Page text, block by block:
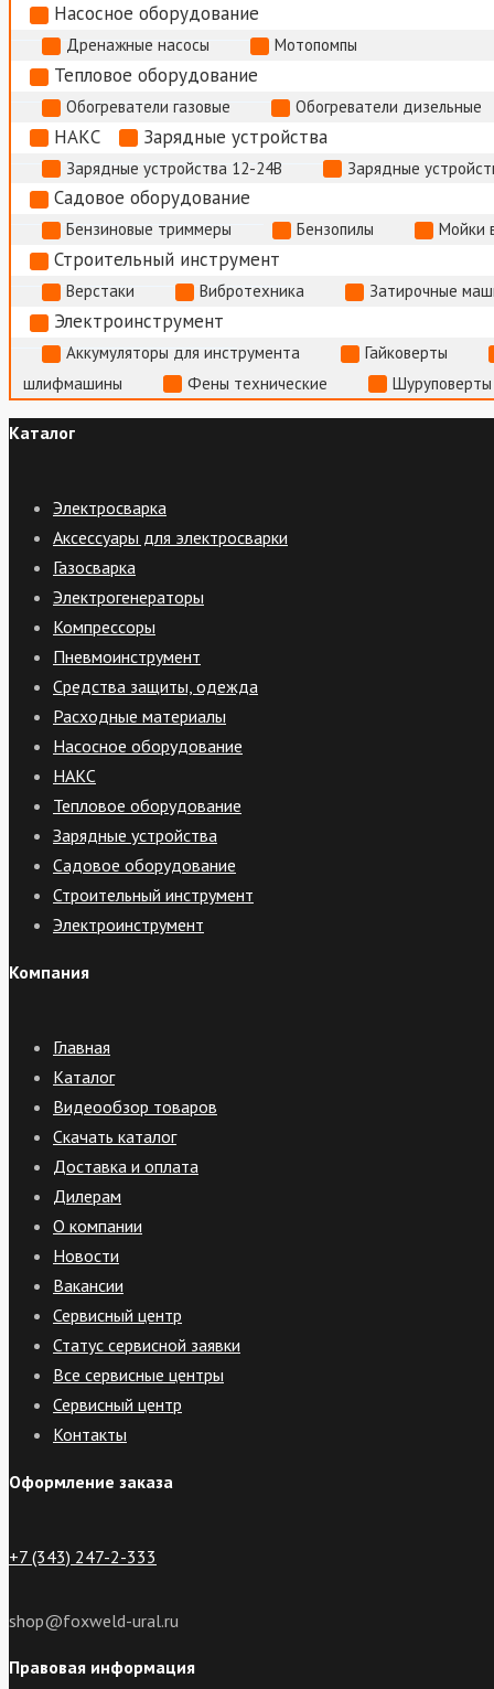
Насосное оборудование
Дренажные насосы Мотопомпы
Тепловое оборудование
Обогреватели газовые Обогреватели дизельные
НАКС Зарядные устройства
Зарядные устройства 12-24В Зарядные
Садовое оборудование
Бензиновые триммеры Бензопилы Мойки
Строительный инструмент
Верстаки Вибротехника Затирочные
Электроинструмент
Аккумуляторы для инструмента
Гайковерты
шлифмашины
Фены технические
Каталог
Электросварка
Аксессуары для электросварки
Газосварка
Электрогенераторы
Компрессоры
Пневмоинструмент
Средства защиты, одежда
Расходные материалы
Насосное оборудование
НАКС
Тепловое оборудование
Зарядные устройства
Садовое оборудование
Строительный инструмент
Электроинструмент
Компания
Главная
Каталог
Видеообзор товаров
Скачать каталог
Доставка и оплата
Дилерам
О компании
Новости
Вакансии
Сервисный центр
Статус сервисной заявки
Все сервисные центры
Сервисный центр
Контакты
Оформление заказа
+7 (343) 247-2-333
shop@foxweld-ural.ru
Правовая информация